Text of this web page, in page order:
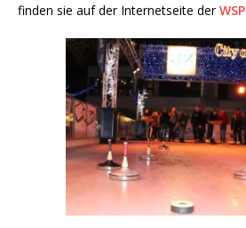
finden sie auf der Internetseite derWSP